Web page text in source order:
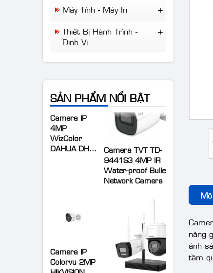
năng
ánh
tầm
IP-Com
NLMT Cho Nhà Xưởng
Giải Pháp NLMT Áp
Mái...
Báo Khói
Báo Cháy
Máy Tính - Máy In
Laptop
Thiết Bị Hành Trình -
Định Vị
SẢN PHẨM NỔI BẬT
4MP
WizColor
DAHUA DH-
IPC-
9441S3 4MP IR
Water-proof Bullet
Network Camera
Colorvu 2MP
HIKVISION